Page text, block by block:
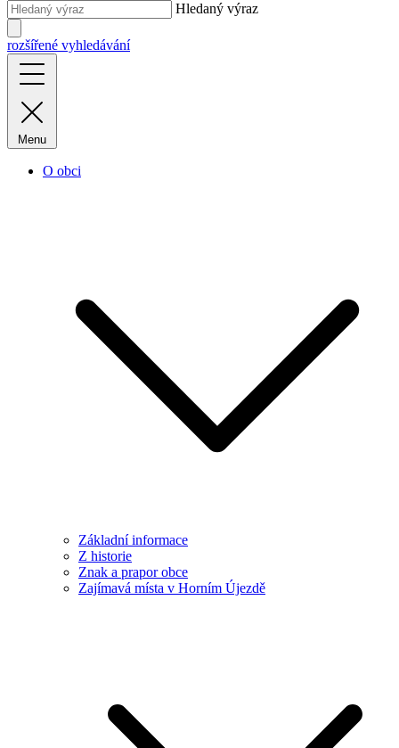
Hledaný výraz
rozšířené vyhledávání
Menu
O obci
Základní informace
Z historie
Znak a prapor obce
Zajímavá místa v Horním Újezdě